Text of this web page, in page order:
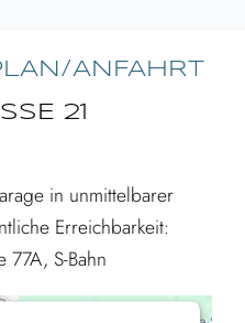
ANFAHRT
21
in unmittelbarer
Erreichbarkeit:
77A, S-Bahn